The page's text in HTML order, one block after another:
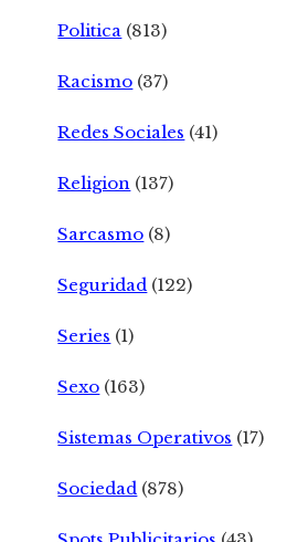
Politica (813)
Racismo (37)
Redes Sociales (41)
Religion (137)
Sarcasmo (8)
Seguridad (122)
Series (1)
Sexo (163)
Sistemas Operativos (17)
Sociedad (878)